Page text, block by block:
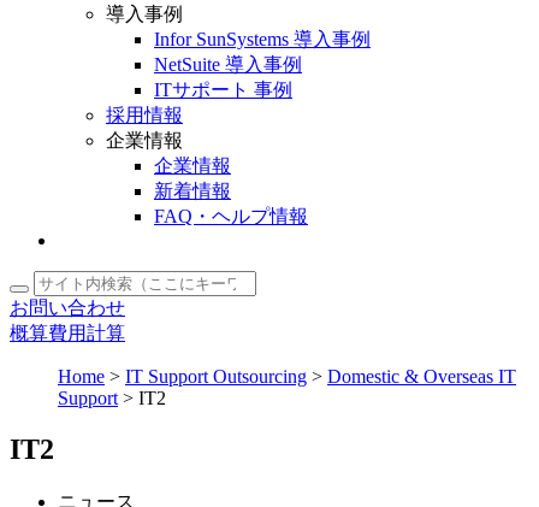
導入事例
Infor SunSystems 導入事例
NetSuite 導入事例
ITサポート 事例
採用情報
企業情報
企業情報
新着情報
FAQ・ヘルプ情報
お問い合わせ
概算費用計算
Home > IT Support Outsourcing > Domestic & Overseas IT
Support > IT2
IT2
ニュース